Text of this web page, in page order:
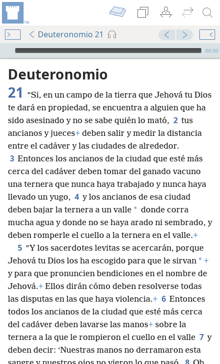
Deuteronomio 21
Audio Player
00:00
Deuteronomio
21
”Si, en un campo de la tierra que Jehová tu Dios
te dará en propiedad, se encuentra a alguien que ha
sido asesinado y no se sabe quién lo mató, 2 tus
ancianos y jueces+ deben salir y medir la distancia
entre el cadáver y las ciudades de alrededor.
3 Entonces los ancianos de la ciudad que esté más
cerca del cadáver deben tomar del ganado vacuno
una ternera que nunca haya trabajado y nunca haya
llevado un yugo, 4 y los ancianos de esa ciudad
deben bajar la ternera a un valle * donde corra
mucha agua y donde no se haya arado ni sembrado, y
deben romperle el cuello a la ternera en el valle.+
5 ”Y los sacerdotes levitas se acercarán, porque
Jehová tu Dios los ha escogido para que le sirvan * +
y para que pronuncien bendiciones en el nombre de
Jehová.+ Ellos dirán cómo deben resolverse todas
las disputas en las que haya violencia.+ 6 Entonces
todos los ancianos de la ciudad que esté más cerca
del cadáver deben lavarse las manos+ sobre la
ternera a la que le rompieron el cuello en el valle 7 y
deben decir: ‘Nuestras manos no derramaron esta